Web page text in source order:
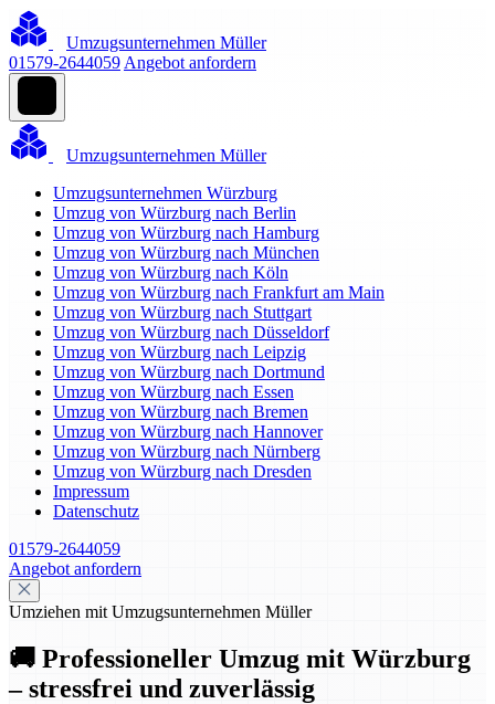
Umzugsunternehmen Müller
01579-2644059 Angebot anfordern
Umzugsunternehmen Müller
Umzugsunternehmen Würzburg
Umzug von Würzburg nach Berlin
Umzug von Würzburg nach Hamburg
Umzug von Würzburg nach München
Umzug von Würzburg nach Köln
Umzug von Würzburg nach Frankfurt am Main
Umzug von Würzburg nach Stuttgart
Umzug von Würzburg nach Düsseldorf
Umzug von Würzburg nach Leipzig
Umzug von Würzburg nach Dortmund
Umzug von Würzburg nach Essen
Umzug von Würzburg nach Bremen
Umzug von Würzburg nach Hannover
Umzug von Würzburg nach Nürnberg
Umzug von Würzburg nach Dresden
Impressum
Datenschutz
01579-2644059
Angebot anfordern
Umziehen mit Umzugsunternehmen Müller
🚚 Professioneller Umzug mit Würzburg
– stressfrei und zuverlässig